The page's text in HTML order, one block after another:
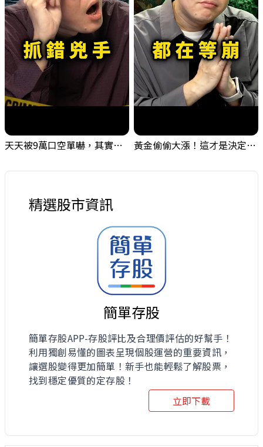
天天被9萬口空單嚇，其實你盯錯地方了｜Mr.Jimmy高志銘 #台股 #外資期貨 #融資 黃金偷偷大漲！這才是決定台股生死的「真風向球」！｜Mr.Jimmy高志銘 #黃金 #美元指數 #聯準會
精選股市資訊
簡單存股
簡單存股APP-存股評比及合理價評估的好幫手！
利用獨創易懂的圖表呈現個股運營的重要資訊，
讓選股變得更加簡單！新手也能輕鬆了解股票，
找到穩定優質的定存股！
立即下載